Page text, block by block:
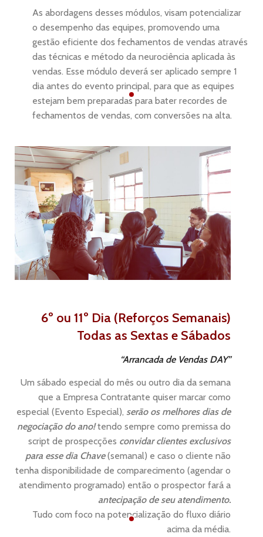
As abordagens desses módulos, visam potencializar
o desempenho das equipes, promovendo uma
gestão eficiente dos fechamentos de vendas através
das técnicas e método da neurociência aplicada às
vendas. Esse módulo deverá ser aplicado sempre 1
dia antes do evento principal, para que as equipes
estejam bem preparadas para bater recordes de
fechamentos de vendas, com conversões na alta.
6º ou 11º Dia (Reforços Semanais)
Todas as Sextas e Sábados
“Arrancada de Vendas DAY”
Um sábado especial do mês ou outro dia da semana
que a Empresa Contratante quiser marcar como
especial (Evento Especial), serāo os melhores dias de
negociação do ano!tendo sempre como premissa do
script de prospecções convidar clientes exclusivos
para esse dia Chave(semanal) e caso o cliente não
tenha disponibilidade de comparecimento (agendar o
atendimento programado) entāo o prospector fará a
antecipaçāo de seu atendimento.
Tudo com foco na potencializaçāo do fluxo diário
acima da média.